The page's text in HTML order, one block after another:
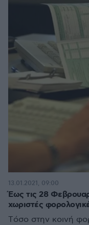
Έως τις 28
χωριστές
Tόσο στην κοινή
13.01.2021, 09:00